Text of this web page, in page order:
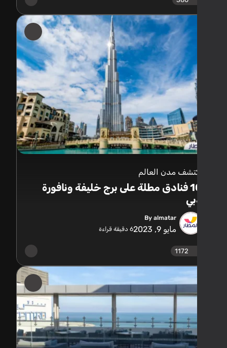
مدن العالم
10 فنادق مطلة على برج خليفة ونافورة
By almatar
مايو 9, 2023 6دقيقة قراءة